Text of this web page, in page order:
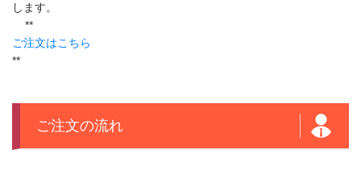
します。
**
ご注文はこちら
**
ご注文の流れ